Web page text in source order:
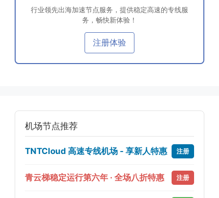
行业领先出海加速节点服务，提供稳定高速的专线服
务，畅快新体验！
注册体验
机场节点推荐
TNTCloud 高速专线机场 - 享新人特惠 注册
青云梯稳定运行第六年 · 全场八折特惠 注册